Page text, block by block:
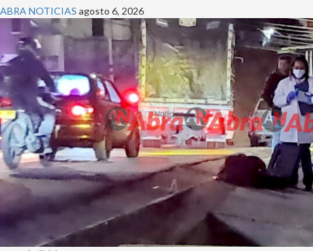
ABRA NOTICIAS agosto 6, 2026